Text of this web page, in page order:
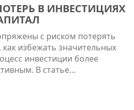
В ИНВЕСТИЦИЯХ
с риском потерять
избежать значительных
инвестиции более
В статье
факторы риска, советы
и примеры стратегий
инвестициями. Полезная